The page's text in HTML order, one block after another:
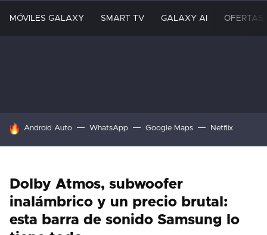
MÓVILES GALAXY SMART TV GALAXY AI OFERTAS
HOY SE HABLA DE
Android Auto WhatsApp Google Maps Netflix
Dolby Atmos, subwoofer
inalámbrico y un precio brutal:
esta barra de sonido Samsung lo